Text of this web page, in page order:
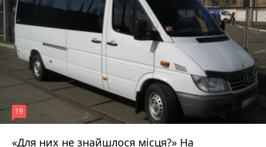
«Для них не знайшлося місця?» На
19